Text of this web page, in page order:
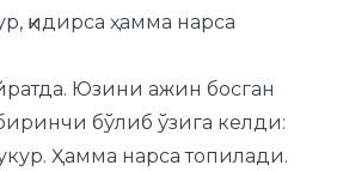
қидирса ҳамма нарса
Юзини ажин босган
бўлиб ўзига келди:
Ҳамма нарса топилади.